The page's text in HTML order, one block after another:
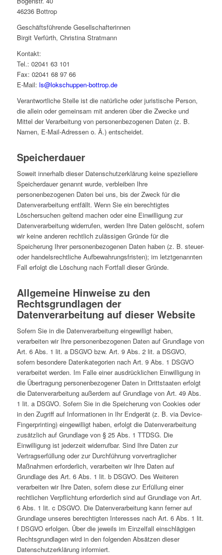
46236 Bottrop
Geschäftsführende Gesellschafterinnen
Birgit Verfürth, Christina Stratmann
Kontakt:
Tel.: 02041 63 101
Fax: 02041 68 97 66
E-Mail: ls@lokschuppen-bottrop.de
Verantwortliche Stelle ist die natürliche oder juristische Person,
die allein oder gemeinsam mit anderen über die Zwecke und
Mittel der Verarbeitung von personenbezogenen Daten (z. B.
Namen, E-Mail-Adressen o. Ä.) entscheidet.
Speicherdauer
Soweit innerhalb dieser Datenschutzerklärung keine speziellere
Speicherdauer genannt wurde, verbleiben Ihre
personenbezogenen Daten bei uns, bis der Zweck für die
Datenverarbeitung entfällt. Wenn Sie ein berechtigtes
Löschersuchen geltend machen oder eine Einwilligung zur
Datenverarbeitung widerrufen, werden Ihre Daten gelöscht, sofern
wir keine anderen rechtlich zulässigen Gründe für die
Speicherung Ihrer personenbezogenen Daten haben (z. B. steuer-
oder handelsrechtliche Aufbewahrungsfristen); im letztgenannten
Fall erfolgt die Löschung nach Fortfall dieser Gründe.
Allgemeine Hinweise zu den
Rechtsgrundlagen der
Datenverarbeitung auf dieser Website
Sofern Sie in die Datenverarbeitung eingewilligt haben,
verarbeiten wir Ihre personenbezogenen Daten auf Grundlage von
Art. 6 Abs. 1 lit. a DSGVO bzw. Art. 9 Abs. 2 lit. a DSGVO,
sofern besondere Datenkategorien nach Art. 9 Abs. 1 DSGVO
verarbeitet werden. Im Falle einer ausdrücklichen Einwilligung in
die Übertragung personenbezogener Daten in Drittstaaten erfolgt
die Datenverarbeitung außerdem auf Grundlage von Art. 49 Abs.
1 lit. a DSGVO. Sofern Sie in die Speicherung von Cookies oder
in den Zugriff auf Informationen in Ihr Endgerät (z. B. via Device-
Fingerprinting) eingewilligt haben, erfolgt die Datenverarbeitung
zusätzlich auf Grundlage von § 25 Abs. 1 TTDSG. Die
Einwilligung ist jederzeit widerrufbar. Sind Ihre Daten zur
Vertragserfüllung oder zur Durchführung vorvertraglicher
Maßnahmen erforderlich, verarbeiten wir Ihre Daten auf
Grundlage des Art. 6 Abs. 1 lit. b DSGVO. Des Weiteren
verarbeiten wir Ihre Daten, sofern diese zur Erfüllung einer
rechtlichen Verpflichtung erforderlich sind auf Grundlage von Art.
6 Abs. 1 lit. c DSGVO. Die Datenverarbeitung kann ferner auf
Grundlage unseres berechtigten Interesses nach Art. 6 Abs. 1 lit.
f DSGVO erfolgen. Über die jeweils im Einzelfall einschlägigen
Rechtsgrundlagen wird in den folgenden Absätzen dieser
Datenschutzerklärung informiert.